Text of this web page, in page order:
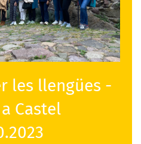
les llengües -
Castel